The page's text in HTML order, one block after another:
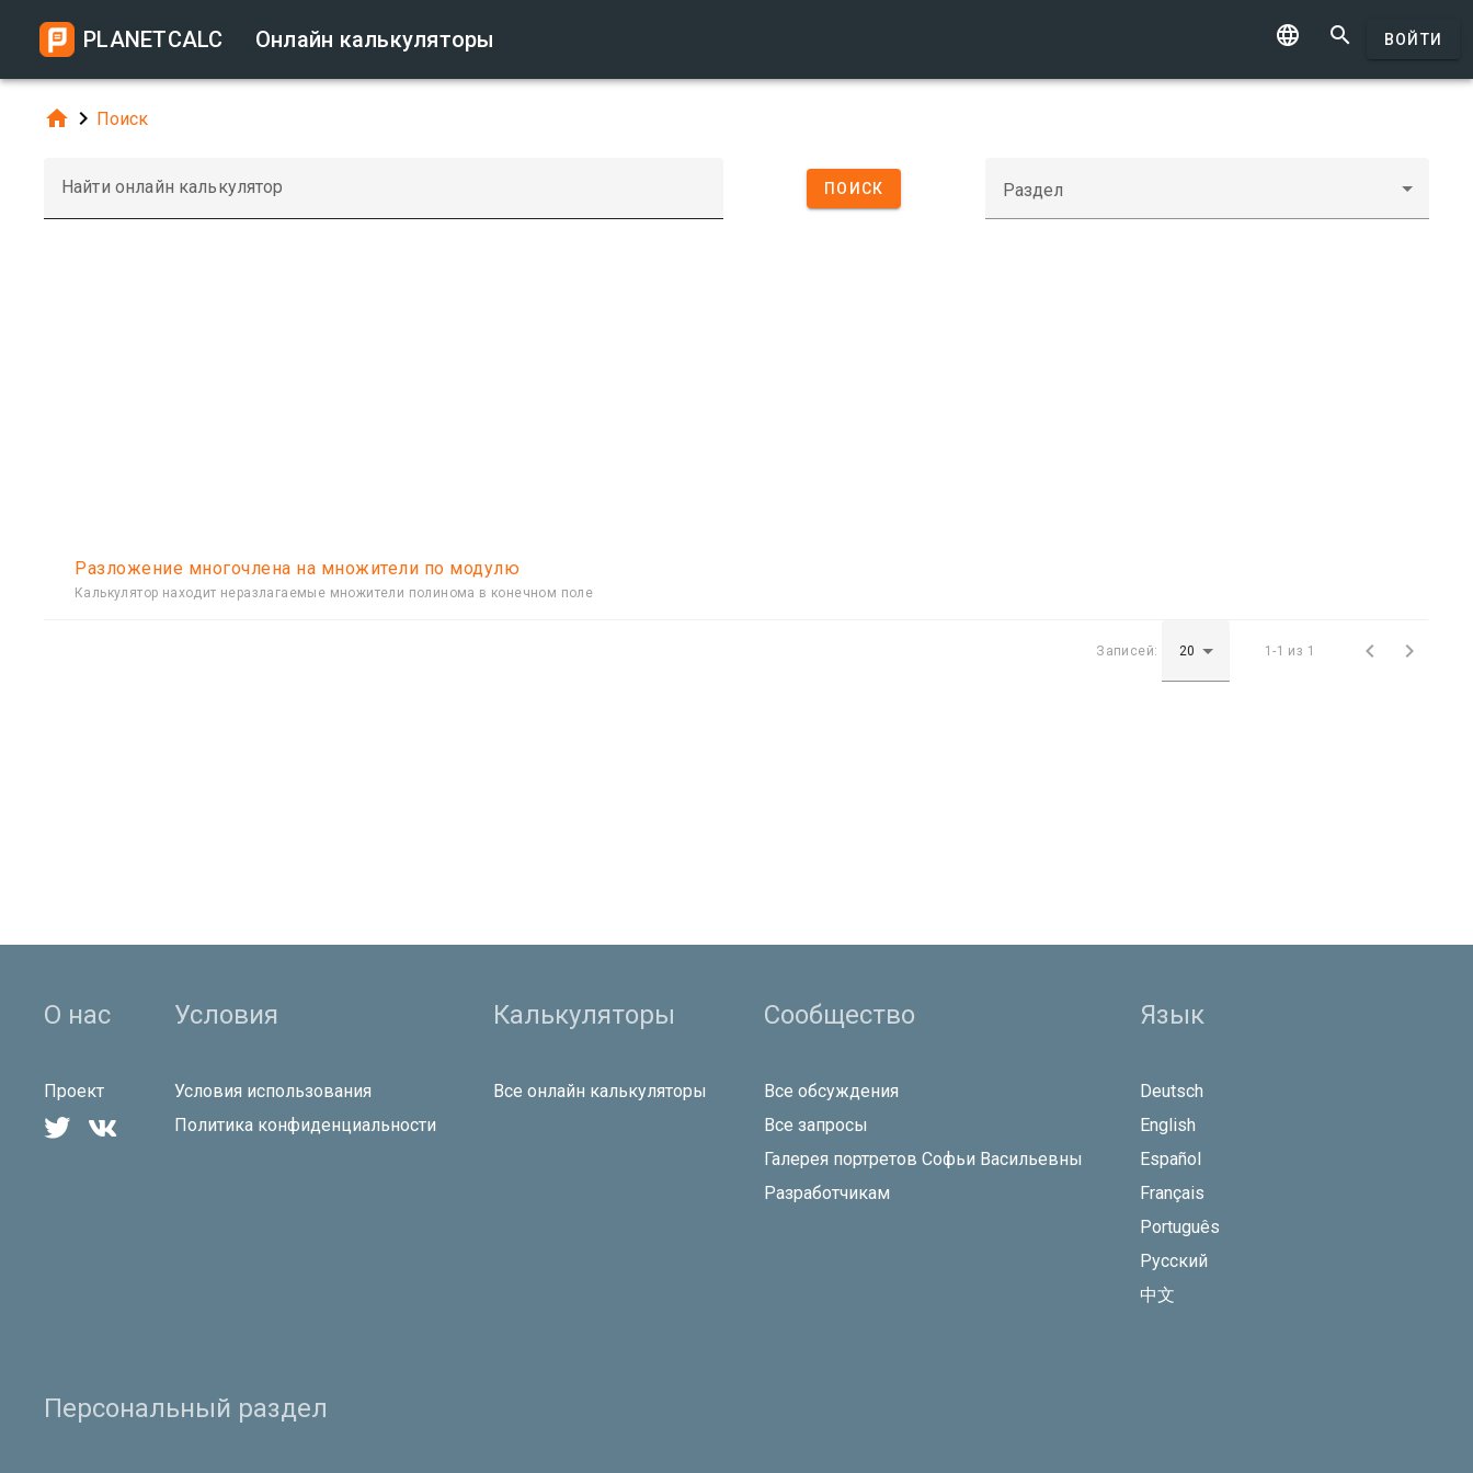
PLANETCALC Онлайн калькуляторы   ВОЙТИ
  Поиск
Найти онлайн калькулятор ПОИСК Раздел
Разложение многочлена на множители по модулю
Калькулятор находит неразлагаемые множители полинома в конечном поле
Записей: 1-1 из 1  
О нас
Проект
 
Условия
Условия использования
Политика конфиденциальности
Калькуляторы
Все онлайн калькуляторы
Сообщество
Все обсуждения
Все запросы
Галерея портретов Софьи Васильевны
Разработчикам
Язык
Deutsch
English
Español
Français
Português
Русский
中文
Персональный раздел